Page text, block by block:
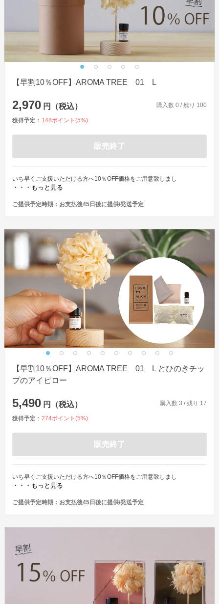
【早割10％OFF】AROMA TREE 01 L
2,970 円（税込） 購入数 0 / 残り 100
獲得予定： 148ポイント(5%)
販売終了
いち早くご支援いただける方へ10％OFF価格をご用意致しまし
・・・もっと見る
ご提供予定時期： お支払後45日後に提供/発送予定
【早割10％OFF】AROMA TREE 01 L とひのきチッ
プのアイピロー
5,490 円（税込） 購入数 3 / 残り 17
獲得予定： 274ポイント(5%)
販売終了
いち早くご支援いただける方へ10％OFF価格をご用意致しまし
・・・もっと見る
ご提供予定時期： お支払後45日後に提供/発送予定